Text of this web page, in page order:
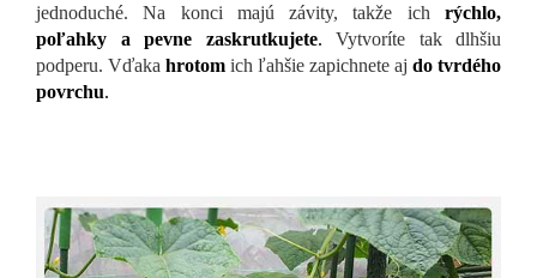
jednoduché. Na konci majú závity, takže ich rýchlo,
poľahky a pevne zaskrutkujete. Vytvoríte tak dlhšiu
podperu. Vďaka hrotom ich ľahšie zapichnete aj do tvrdého
povrchu.